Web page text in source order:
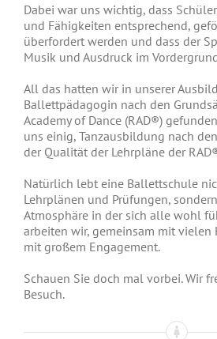
Dabei war uns wichtig, dass
und Fähigkeiten entsprechend,
überfordert werden und dass der
Musik und Ausdruck im
All das hatten wir in unserer
Ballettpädagogin nach den
Academy of Dance (RAD®)
uns einig, Tanzausbildung nach
der Qualität der Lehrpläne der
Natürlich lebt eine Ballettschule
Lehrplänen und Prüfungen,
Atmosphäre in der sich alle wohl
arbeiten wir, gemeinsam mit
mit großem Engagement.
Schauen Sie doch mal vorbei. Wir
Besuch.